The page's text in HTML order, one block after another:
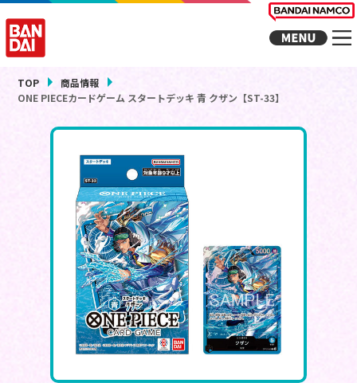
TOP
商品情報
ONE PIECEカードゲーム スタートデッキ 青 クザン【ST-33】